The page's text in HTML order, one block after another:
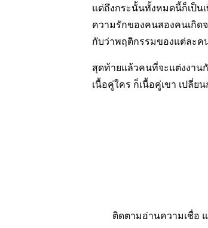
แต่ถึงกระนั้นทั้งหมดนี้ก็เป็น
ความรักของคนสองคนเกิด
กับว่าพฤติกรรมของแต่ละค
สุดท้ายแล้วคนที่จะแต่งงาน
เนื้อคู่ใคร ก็เนื้อคู่เขา เปลี่ยน
ติดตามอ่านความเชื่อ